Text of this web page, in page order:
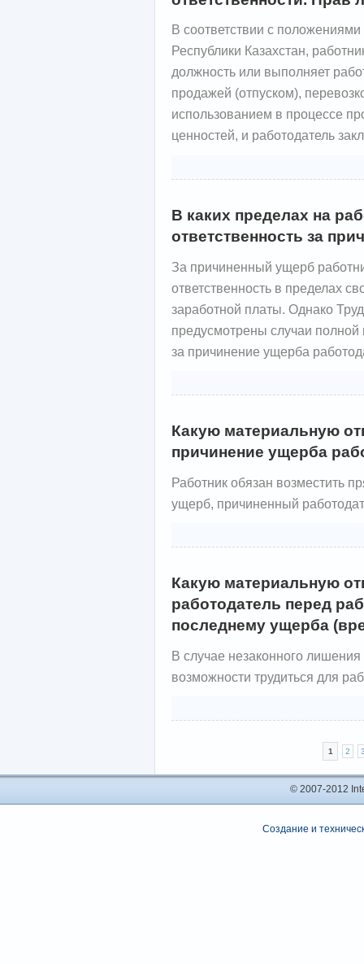
В соответствии с
Республики Казахстан,
должность или выполняет
продажей (отпуском),
использованием в процессе
ценностей, и работодатель
В каких пределах на
ответственность за
За причиненный ущерб
ответственность в пределах
заработной платы. Однако
предусмотрены случаи полной
за причинение ущерба
Какую материальную
причинение ущерба
Работник обязан возместить
ущерб, причиненный
Какую материальную
работодатель перед
последнему ущерба
В случае незаконного
возможности трудиться для
1 2
© 2007-2012
Создание и